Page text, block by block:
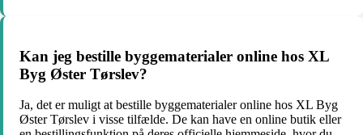
Kan jeg bestille byggematerialer online hos XL
Byg Øster Tørslev?
Ja, det er muligt at bestille byggematerialer online hos XL Byg
Øster Tørslev i visse tilfælde. De kan have en online butik eller